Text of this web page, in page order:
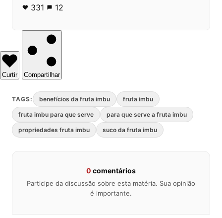
331 12
Curtir Compartilhar
TAGS: benefícios da fruta imbu fruta imbu
fruta imbu para que serve para que serve a fruta imbu
propriedades fruta imbu suco da fruta imbu
0 comentários
Participe da discussão sobre esta matéria. Sua opinião
é importante.